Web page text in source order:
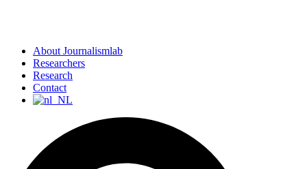
About Journalismlab
Researchers
Research
Contact